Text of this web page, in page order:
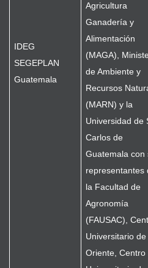
IDEG
SEGEPLAN
Guatemala
Agricultura
Ganadería y
Alimentación
(MAGA),
de Ambiente y
Recursos
(MARN) y la
Universidad de
Carlos de
Guatemala con
representantes
la Facultad de
Agronomía
(FAUSAC),
Universitario de
Oriente, Centro